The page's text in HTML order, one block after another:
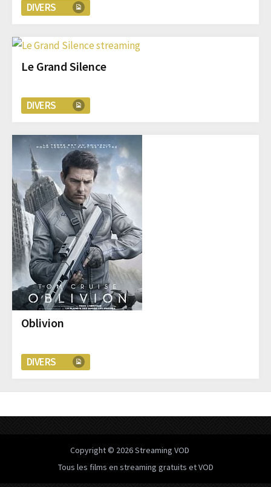
DIVERS
Le Grand Silence
DIVERS
Oblivion
DIVERS
Copyright © 2026Streaming VOD
Tous les films en streaming gratuits et VOD